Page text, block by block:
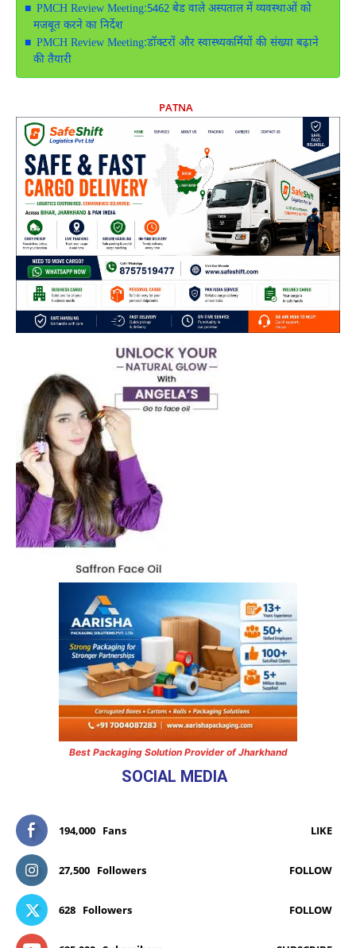
PMCH Review Meeting:5462 बेड वाले अस्पताल में व्यवस्थाओं को
मजबूत करने का निर्देश
PMCH Review Meeting:डॉक्टरों और स्वास्थ्यकर्मियों की संख्या बढ़ाने
की तैयारी
PATNA
Best Packaging Solution Provider of Jharkhand
SOCIAL MEDIA
194,000 Fans LIKE
27,500 Followers FOLLOW
628 Followers FOLLOW